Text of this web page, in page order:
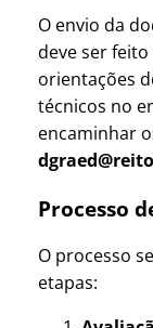
O envio da
deve ser
orientações
técnicos no
encaminhar
Processo
O processo
etapas: